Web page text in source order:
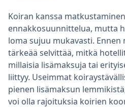
Koiran kanssa
ennakkosuunnittelua, mutta
loma sujuu mukavasti.
tärkeää selvittää, mitkä
millaisia lisämaksuja tai
liittyy. Useimmat
pienen lisämaksun
voi olla rajoituksia koirien